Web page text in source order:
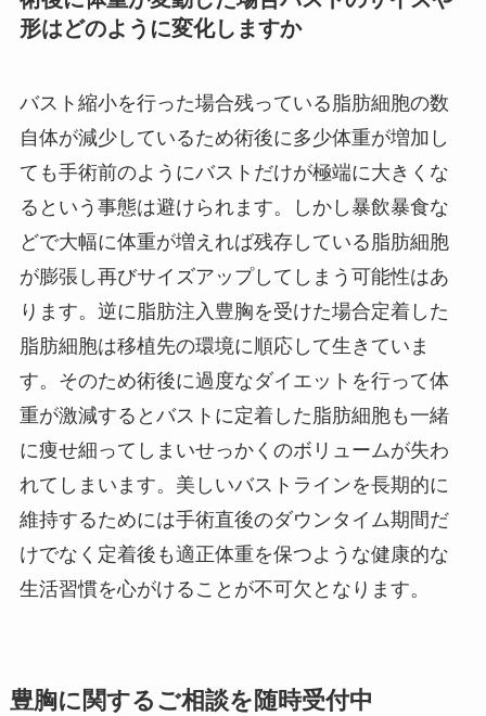
形はどのように変化しますか
バスト縮小を行った場合残っている脂肪細胞の数
自体が減少しているため術後に多少体重が増加し
ても手術前のようにバストだけが極端に大きくな
るという事態は避けられます。しかし暴飲暴食な
どで大幅に体重が増えれば残存している脂肪細胞
が膨張し再びサイズアップしてしまう可能性はあ
ります。逆に脂肪注入豊胸を受けた場合定着した
脂肪細胞は移植先の環境に順応して生きていま
す。そのため術後に過度なダイエットを行って体
重が激減するとバストに定着した脂肪細胞も一緒
に痩せ細ってしまいせっかくのボリュームが失わ
れてしまいます。美しいバストラインを長期的に
維持するためには手術直後のダウンタイム期間だ
けでなく定着後も適正体重を保つような健康的な
生活習慣を心がけることが不可欠となります。
豊胸に関するご相談を随時受付中